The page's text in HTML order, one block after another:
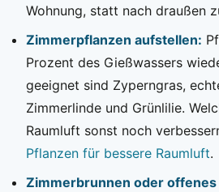
Wohnung, statt nach draußen
Zimmerpflanzen aufstellen:
Prozent des Gießwassers
geeignet sind Zyperngras,
Zimmerlinde und Grünlilie.
Raumluft sonst noch
Pflanzen für bessere Raumluft.
Zimmerbrunnen oder offenes